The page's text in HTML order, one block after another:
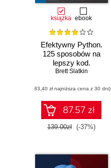
książka ebook
Efektywny Python.
125 sposobów na
lepszy kod.
Wydanie III
Brett Slatkin
(83,40 zł najniższa cena z 30 dni)
87.57 zł
139.00zł (-37%)